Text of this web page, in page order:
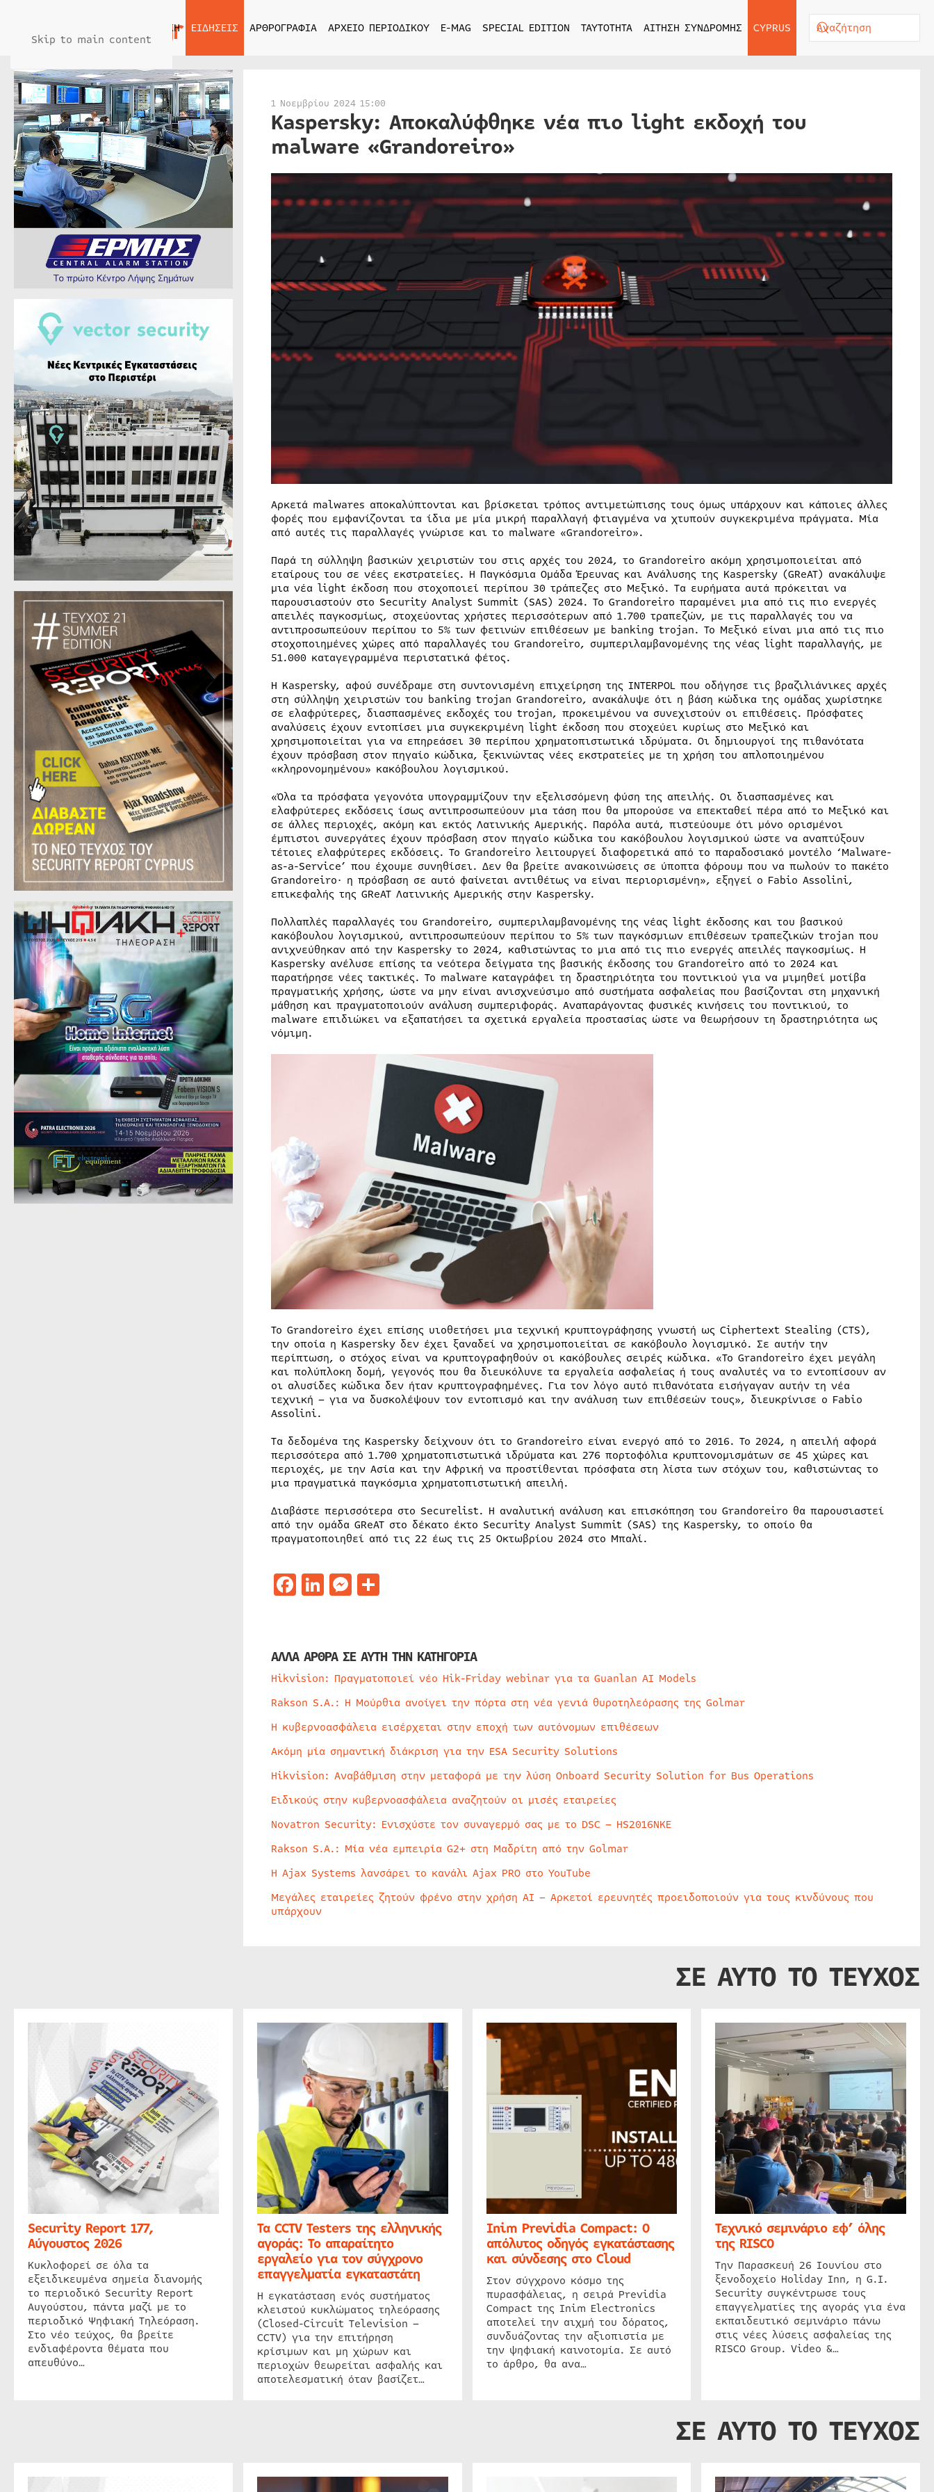
Skip to main content
ΑΡΧΙΚΗ ΕΙΔΗΣΕΙΣ ΑΡΘΡΟΓΡΑΦΙΑ ΑΡΧΕΙΟ ΠΕΡΙΟΔΙΚΟΥ E-MAG SPECIAL EDITION ΤΑΥΤΟΤΗΤΑ ΑΙΤΗΣΗ ΣΥΝΔΡΟΜΗΣ CYPRUS
1 Νοεμβρίου 2024 15:00
Kaspersky: Αποκαλύφθηκε νέα πιο light εκδοχή του
malware «Grandoreiro»
Αρκετά malwares αποκαλύπτονται και βρίσκεται τρόπος αντιμετώπισης τους όμως υπάρχουν και κάποιες άλλες
φορές που εμφανίζονται τα ίδια με μία μικρή παραλλαγή φτιαγμένα να χτυπούν συγκεκριμένα πράγματα. Μία
από αυτές τις παραλλαγές γνώρισε και το malware «Grandoreiro».
Παρά τη σύλληψη βασικών χειριστών του στις αρχές του 2024, το Grandoreiro ακόμη χρησιμοποιείται από
εταίρους του σε νέες εκστρατείες. Η Παγκόσμια Ομάδα Έρευνας και Ανάλυσης της Kaspersky (GReAT) ανακάλυψε
μια νέα light έκδοση που στοχοποιεί περίπου 30 τράπεζες στο Μεξικό. Τα ευρήματα αυτά πρόκειται να
παρουσιαστούν στο Security Analyst Summit (SAS) 2024. Το Grandoreiro παραμένει μια από τις πιο ενεργές
απειλές παγκοσμίως, στοχεύοντας χρήστες περισσότερων από 1.700 τραπεζών, με τις παραλλαγές του να
αντιπροσωπεύουν περίπου το 5% των φετινών επιθέσεων με banking trojan. Το Μεξικό είναι μια από τις πιο
στοχοποιημένες χώρες από παραλλαγές του Grandoreiro, συμπεριλαμβανομένης της νέας light παραλλαγής, με
51.000 καταγεγραμμένα περιστατικά φέτος.
Η Kaspersky, αφού συνέδραμε στη συντονισμένη επιχείρηση της INTERPOL που οδήγησε τις βραζιλιάνικες αρχές
στη σύλληψη χειριστών του banking trojan Grandoreiro, ανακάλυψε ότι η βάση κώδικα της ομάδας χωρίστηκε
σε ελαφρύτερες, διασπασμένες εκδοχές του trojan, προκειμένου να συνεχιστούν οι επιθέσεις. Πρόσφατες
αναλύσεις έχουν εντοπίσει μια συγκεκριμένη light έκδοση που στοχεύει κυρίως στο Μεξικό και
χρησιμοποιείται για να επηρεάσει 30 περίπου χρηματοπιστωτικά ιδρύματα. Οι δημιουργοί της πιθανότατα
έχουν πρόσβαση στον πηγαίο κώδικα, ξεκινώντας νέες εκστρατείες με τη χρήση του απλοποιημένου
«κληρονομημένου» κακόβουλου λογισμικού.
«Όλα τα πρόσφατα γεγονότα υπογραμμίζουν την εξελισσόμενη φύση της απειλής. Οι διασπασμένες και
ελαφρύτερες εκδόσεις ίσως αντιπροσωπεύουν μια τάση που θα μπορούσε να επεκταθεί πέρα από το Μεξικό και
σε άλλες περιοχές, ακόμη και εκτός Λατινικής Αμερικής. Παρόλα αυτά, πιστεύουμε ότι μόνο ορισμένοι
έμπιστοι συνεργάτες έχουν πρόσβαση στον πηγαίο κώδικα του κακόβουλου λογισμικού ώστε να αναπτύξουν
τέτοιες ελαφρύτερες εκδόσεις. Το Grandoreiro λειτουργεί διαφορετικά από το παραδοσιακό μοντέλο ‘Malware-
as-a-Service’ που έχουμε συνηθίσει. Δεν θα βρείτε ανακοινώσεις σε ύποπτα φόρουμ που να πωλούν το πακέτο
Grandoreiro· η πρόσβαση σε αυτό φαίνεται αντιθέτως να είναι περιορισμένη», εξηγεί ο Fabio Assolini,
επικεφαλής της GReAT Λατινικής Αμερικής στην Kaspersky.
Πολλαπλές παραλλαγές του Grandoreiro, συμπεριλαμβανομένης της νέας light έκδοσης και του βασικού
κακόβουλου λογισμικού, αντιπροσωπεύουν περίπου το 5% των παγκόσμιων επιθέσεων τραπεζικών trojan που
ανιχνεύθηκαν από την Kaspersky το 2024, καθιστώντας το μια από τις πιο ενεργές απειλές παγκοσμίως. Η
Kaspersky ανέλυσε επίσης τα νεότερα δείγματα της βασικής έκδοσης του Grandoreiro από το 2024 και
παρατήρησε νέες τακτικές. Το malware καταγράφει τη δραστηριότητα του ποντικιού για να μιμηθεί μοτίβα
πραγματικής χρήσης, ώστε να μην είναι ανισχνεύσιμο από συστήματα ασφαλείας που βασίζονται στη μηχανική
μάθηση και πραγματοποιούν ανάλυση συμπεριφοράς. Αναπαράγοντας φυσικές κινήσεις του ποντικιού, το
malware επιδιώκει να εξαπατήσει τα σχετικά εργαλεία προστασίας ώστε να θεωρήσουν τη δραστηριότητα ως
νόμιμη.
Το Grandoreiro έχει επίσης υιοθετήσει μια τεχνική κρυπτογράφησης γνωστή ως Ciphertext Stealing (CTS),
την οποία η Kaspersky δεν έχει ξαναδεί να χρησιμοποιείται σε κακόβουλο λογισμικό. Σε αυτήν την
περίπτωση, ο στόχος είναι να κρυπτογραφηθούν οι κακόβουλες σειρές κώδικα. «Το Grandoreiro έχει μεγάλη
και πολύπλοκη δομή, γεγονός που θα διευκόλυνε τα εργαλεία ασφαλείας ή τους αναλυτές να το εντοπίσουν αν
οι αλυσίδες κώδικα δεν ήταν κρυπτογραφημένες. Για τον λόγο αυτό πιθανότατα εισήγαγαν αυτήν τη νέα
τεχνική – για να δυσκολέψουν τον εντοπισμό και την ανάλυση των επιθέσεών τους», διευκρίνισε ο Fabio
Assolini.
Τα δεδομένα της Kaspersky δείχνουν ότι το Grandoreiro είναι ενεργό από το 2016. Το 2024, η απειλή αφορά
περισσότερα από 1.700 χρηματοπιστωτικά ιδρύματα και 276 πορτοφόλια κρυπτονομισμάτων σε 45 χώρες και
περιοχές, με την Ασία και την Αφρική να προστίθενται πρόσφατα στη λίστα των στόχων του, καθιστώντας το
μια πραγματικά παγκόσμια χρηματοπιστωτική απειλή.
Διαβάστε περισσότερα στο Securelist. Η αναλυτική ανάλυση και επισκόπηση του Grandoreiro θα παρουσιαστεί
από την ομάδα GReAT στο δέκατο έκτο Security Analyst Summit (SAS) της Kaspersky, το οποίο θα
πραγματοποιηθεί από τις 22 έως τις 25 Οκτωβρίου 2024 στο Μπαλί.
Facebook
LinkedIn
Messenger
Μοιραστείτε
ΑΛΛΑ ΑΡΘΡΑ ΣΕ ΑΥΤΗ ΤΗΝ ΚΑΤΗΓΟΡΙΑ
Hikvision: Πραγματοποιεί νέο Hik-Friday webinar για τα Guanlan AI Models
Rakson S.A.: Η Μούρθια ανοίγει την πόρτα στη νέα γενιά θυροτηλεόρασης της Golmar
Η κυβερνοασφάλεια εισέρχεται στην εποχή των αυτόνομων επιθέσεων
Ακόμη μία σημαντική διάκριση για την ESA Security Solutions
Hikvision: Αναβάθμιση στην μεταφορά με την λύση Onboard Security Solution for Bus Operations
Ειδικούς στην κυβερνοασφάλεια αναζητούν οι μισές εταιρείες
Novatron Security: Ενισχύστε τον συναγερμό σας με το DSC – HS2016NKE
Rakson S.A.: Μία νέα εμπειρία G2+ στη Μαδρίτη από την Golmar
Η Ajax Systems λανσάρει το κανάλι Ajax PRO στο YouTube
Μεγάλες εταιρείες ζητούν φρένο στην χρήση AI – Αρκετοί ερευνητές προειδοποιούν για τους κινδύνους που
υπάρχουν
ΣΕ ΑΥΤΟ ΤΟ ΤΕΥΧΟΣ
Security Report 177,
Αύγουστος 2026
Κυκλοφορεί σε όλα τα
εξειδικευμένα σημεία διανομής
το περιοδικό Security Report
Αυγούστου, πάντα μαζί με το
περιοδικό Ψηφιακή Τηλεόραση.
Στο νέο τεύχος, θα βρείτε
ενδιαφέροντα θέματα που
απευθύνο…
Τα CCTV Testers της ελληνικής
αγοράς: Το απαραίτητο
εργαλείο για τον σύγχρονο
επαγγελματία εγκαταστάτη
Η εγκατάσταση ενός συστήματος
κλειστού κυκλώματος τηλεόρασης
(Closed-Circuit Television –
CCTV) για την επιτήρηση
κρίσιμων και μη χώρων και
περιοχών θεωρείται ασφαλής και
αποτελεσματική όταν βασίζετ…
Inim Previdia Compact: Ο
απόλυτος οδηγός εγκατάστασης
και σύνδεσης στο Cloud
Στον σύγχρονο κόσμο της
πυρασφάλειας, η σειρά Previdia
Compact της Inim Electronics
αποτελεί την αιχμή του δόρατος,
συνδυάζοντας την αξιοπιστία με
την ψηφιακή καινοτομία. Σε αυτό
το άρθρο, θα ανα…
Τεχνικό σεμινάριο εφ’ όλης
της RISCO
Την Παρασκευή 26 Ιουνίου στο
ξενοδοχείο Holiday Inn, η G.I.
Security συγκέντρωσε τους
επαγγελματίες της αγοράς για ένα
εκπαιδευτικό σεμινάριο πάνω
στις νέες λύσεις ασφαλείας της
RISCO Group. Video &…
ΣΕ ΑΥΤΟ ΤΟ ΤΕΥΧΟΣ